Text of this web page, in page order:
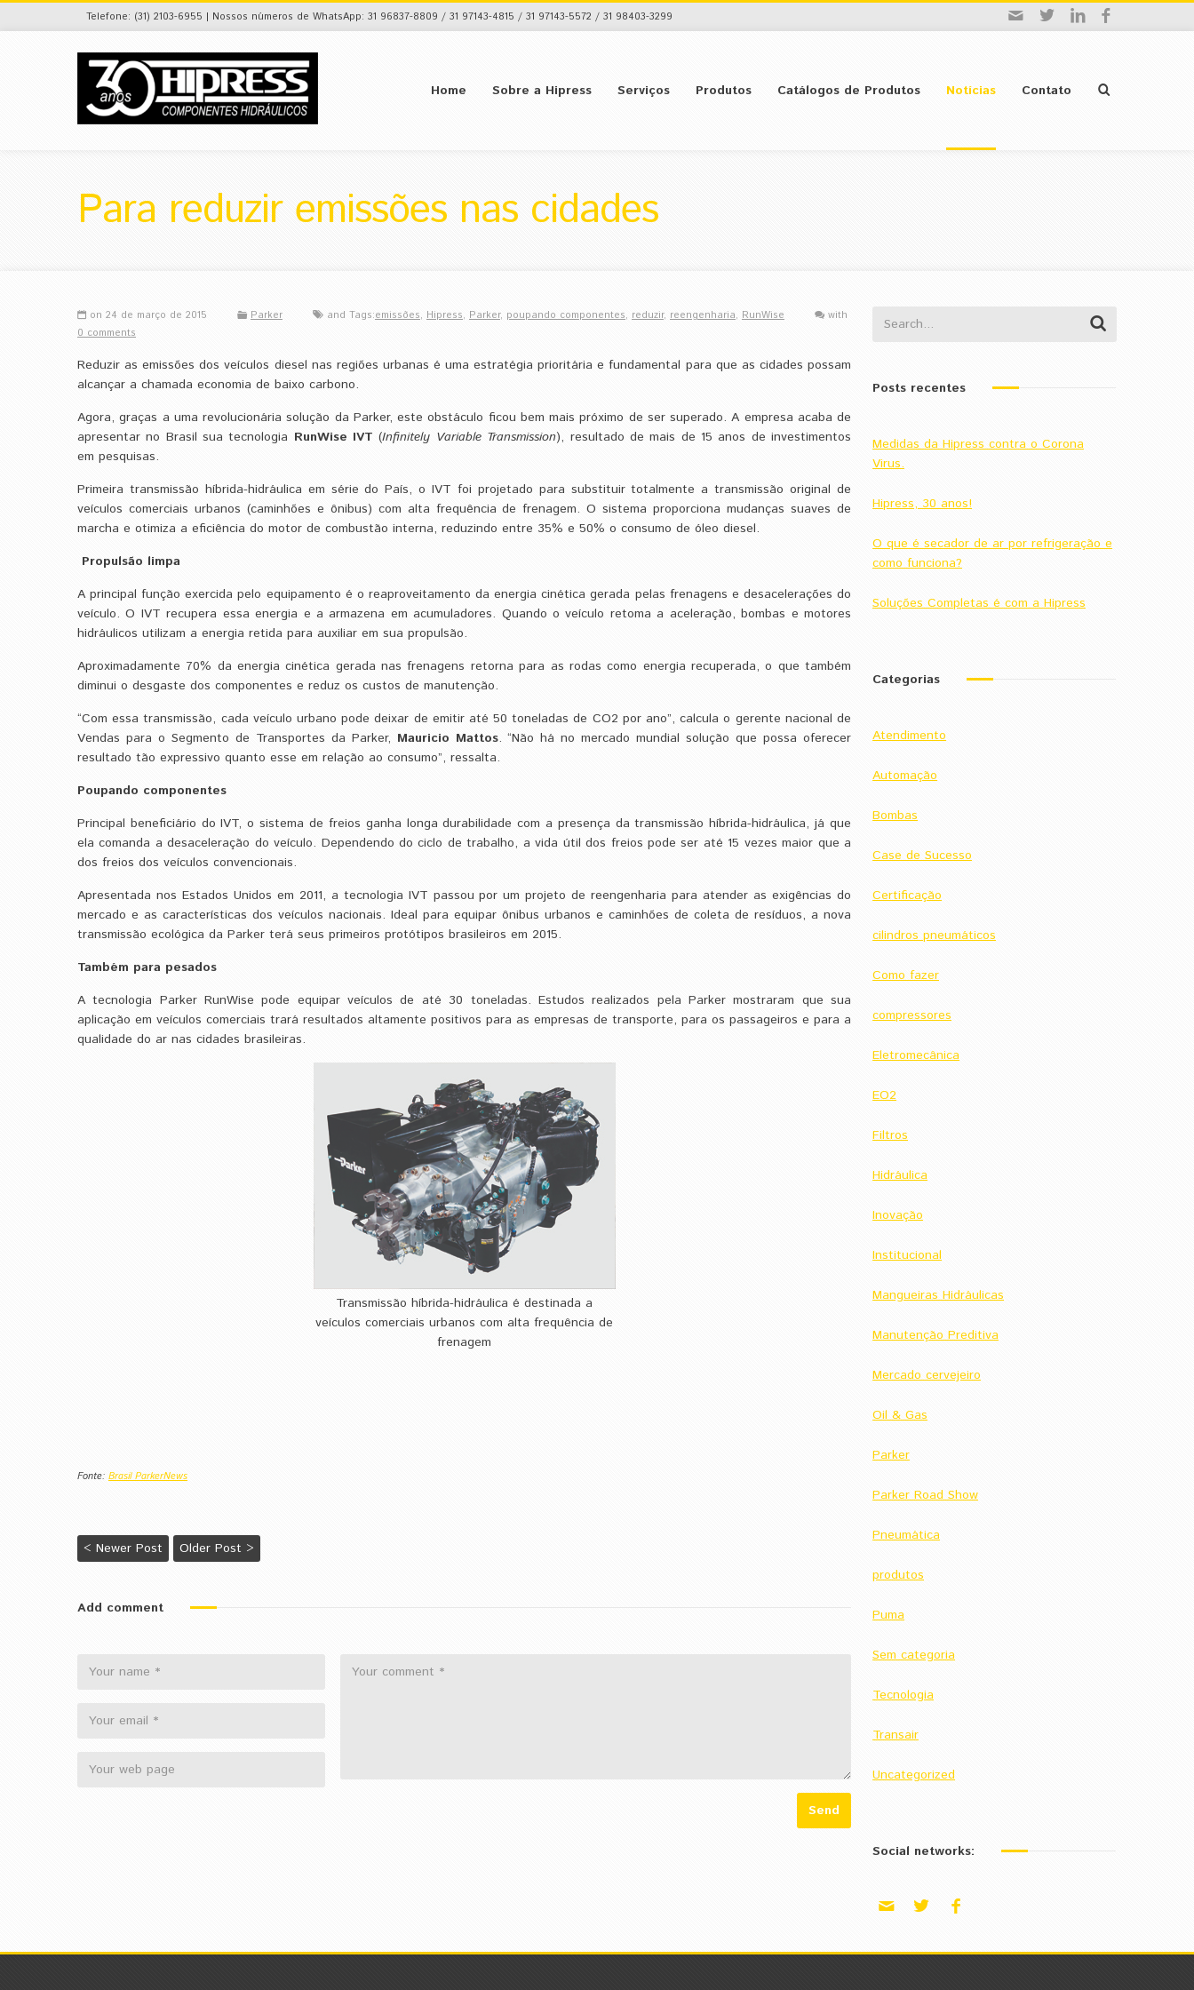
Telefone: (31) 2103-6955 | Nossos números de WhatsApp: 31 96837-8809 / 31 97143-4815 / 31 97143-5572 / 31 98403-3299
Home Sobre a Hipress Serviços Produtos Catálogos de Produtos Notícias Contato
Para reduzir emissões nas cidades
on 24 de março de 2015 Parker and Tags:emissões, Hipress, Parker, poupando componentes, reduzir, reengenharia, RunWise
with
0 comments
Reduzir as emissões dos veículos diesel nas regiões urbanas é uma estratégia prioritária e fundamental para que as cidades possam
alcançar a chamada economia de baixo carbono.
Agora, graças a uma revolucionária solução da Parker, este obstáculo ficou bem mais próximo de ser superado. A empresa acaba de
apresentar no Brasil sua tecnologia RunWise IVT (Infinitely Variable Transmission), resultado de mais de 15 anos de investimentos
em pesquisas.
Primeira transmissão híbrida-hidráulica em série do País, o IVT foi projetado para substituir totalmente a transmissão original de
veículos comerciais urbanos (caminhões e ônibus) com alta frequência de frenagem. O sistema proporciona mudanças suaves de
marcha e otimiza a eficiência do motor de combustão interna, reduzindo entre 35% e 50% o consumo de óleo diesel.
Propulsão limpa
A principal função exercida pelo equipamento é o reaproveitamento da energia cinética gerada pelas frenagens e desacelerações do
veículo. O IVT recupera essa energia e a armazena em acumuladores. Quando o veículo retoma a aceleração, bombas e motores
hidráulicos utilizam a energia retida para auxiliar em sua propulsão.
Aproximadamente 70% da energia cinética gerada nas frenagens retorna para as rodas como energia recuperada, o que também
diminui o desgaste dos componentes e reduz os custos de manutenção.
“Com essa transmissão, cada veículo urbano pode deixar de emitir até 50 toneladas de CO2 por ano”, calcula o gerente nacional de
Vendas para o Segmento de Transportes da Parker, Mauricio Mattos. “Não há no mercado mundial solução que possa oferecer
resultado tão expressivo quanto esse em relação ao consumo”, ressalta.
Poupando componentes
Principal beneficiário do IVT, o sistema de freios ganha longa durabilidade com a presença da transmissão híbrida-hidráulica, já que
ela comanda a desaceleração do veículo. Dependendo do ciclo de trabalho, a vida útil dos freios pode ser até 15 vezes maior que a
dos freios dos veículos convencionais.
Apresentada nos Estados Unidos em 2011, a tecnologia IVT passou por um projeto de reengenharia para atender as exigências do
mercado e as características dos veículos nacionais. Ideal para equipar ônibus urbanos e caminhões de coleta de resíduos, a nova
transmissão ecológica da Parker terá seus primeiros protótipos brasileiros em 2015.
Também para pesados
A tecnologia Parker RunWise pode equipar veículos de até 30 toneladas. Estudos realizados pela Parker mostraram que sua
aplicação em veículos comerciais trará resultados altamente positivos para as empresas de transporte, para os passageiros e para a
qualidade do ar nas cidades brasileiras.
Transmissão híbrida-hidráulica é destinada a
veículos comerciais urbanos com alta frequência de
frenagem
Fonte: Brasil ParkerNews
< Newer Post Older Post >
Add comment
Posts recentes
Medidas da Hipress contra o Corona
Virus.
Hipress, 30 anos!
O que é secador de ar por refrigeração e
como funciona?
Soluções Completas é com a Hipress
Categorias
Atendimento
Automação
Bombas
Case de Sucesso
Certificação
cilindros pneumáticos
Como fazer
compressores
Eletromecânica
EO2
Filtros
Hidráulica
Inovação
Institucional
Mangueiras Hidráulicas
Manutenção Preditiva
Mercado cervejeiro
Oil & Gas
Parker
Parker Road Show
Pneumática
produtos
Puma
Sem categoria
Tecnologia
Transair
Uncategorized
Social networks: